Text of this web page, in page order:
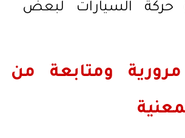
حركة السيارات لبعض
ومتابعة من